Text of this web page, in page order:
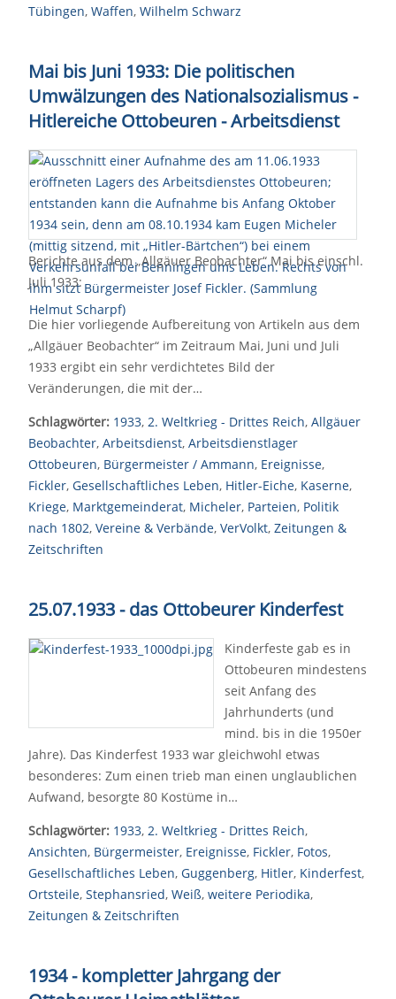
Tübingen, Waffen, Wilhelm Schwarz
Mai bis Juni 1933: Die politischen
Umwälzungen des Nationalsozialismus -
Hitlereiche Ottobeuren - Arbeitsdienst
Berichte aus dem „Allgäuer Beobachter“ Mai bis einschl.
Juli 1933:
Die hier vorliegende Aufbereitung von Artikeln aus dem
„Allgäuer Beobachter“ im Zeitraum Mai, Juni und Juli
1933 ergibt ein sehr verdichtetes Bild der
Veränderungen, die mit der…
Schlagwörter: 1933, 2. Weltkrieg - Drittes Reich, Allgäuer
Beobachter, Arbeitsdienst, Arbeitsdienstlager
Ottobeuren, Bürgermeister / Ammann, Ereignisse,
Fickler, Gesellschaftliches Leben, Hitler-Eiche, Kaserne,
Kriege, Marktgemeinderat, Micheler, Parteien, Politik
nach 1802, Vereine & Verbände, VerVolkt, Zeitungen &
Zeitschriften
25.07.1933 - das Ottobeurer Kinderfest
Kinderfeste gab es in
Ottobeuren mindestens
seit Anfang des
Jahrhunderts (und
mind. bis in die 1950er
Jahre). Das Kinderfest 1933 war gleichwohl etwas
besonderes: Zum einen trieb man einen unglaublichen
Aufwand, besorgte 80 Kostüme in…
Schlagwörter: 1933, 2. Weltkrieg - Drittes Reich,
Ansichten, Bürgermeister, Ereignisse, Fickler, Fotos,
Gesellschaftliches Leben, Guggenberg, Hitler, Kinderfest,
Ortsteile, Stephansried, Weiß, weitere Periodika,
Zeitungen & Zeitschriften
1934 - kompletter Jahrgang der